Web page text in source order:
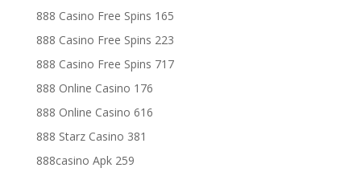
888 Casino Free Spins 165
888 Casino Free Spins 223
888 Casino Free Spins 717
888 Online Casino 176
888 Online Casino 616
888 Starz Casino 381
888casino Apk 259